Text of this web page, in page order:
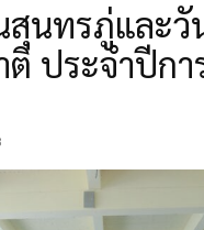
สุนทรภู่และวั
ประจำปีก